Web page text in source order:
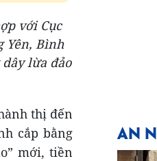
với Cục
Yên, Bình
lừa đảo
thị đến
cắp bằng
mới, tiền
AN